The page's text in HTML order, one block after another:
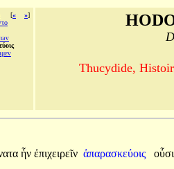
[« »]
Thucydide,
ἦν ἐπιχειρεῖν ἀπαρασκεύοις